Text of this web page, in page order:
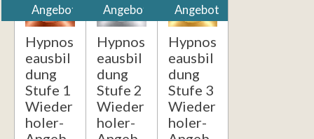
Angebot
Hypnos
eausbil
dung
Stufe 1
Wieder
holer-
Angebot
Hypnos
eausbil
dung
Stufe 2
Wieder
holer-
Angebot
Hypnos
eausbil
dung
Stufe 3
Wieder
holer-